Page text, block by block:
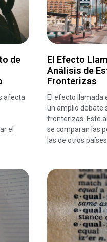
de
afecta
el
El Efecto
Análisis de
Fronterizas
El efecto llamada
un amplio debate
fronterizas. Este
se comparan las
las de otros países.